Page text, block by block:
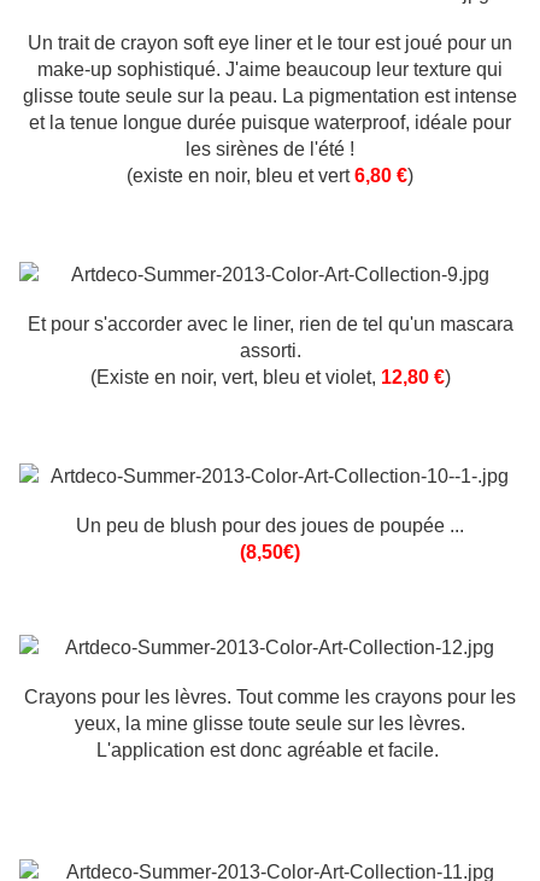
Un trait de crayon soft eye liner et le tour est joué pour un
make-up sophistiqué. J'aime beaucoup leur texture qui
glisse toute seule sur la peau. La pigmentation est intense
et la tenue longue durée puisque waterproof, idéale pour
les sirènes de l'été !
(existe en noir, bleu et vert6,80 €)
Et pour s'accorder avec le liner, rien de tel qu'un mascara
assorti.
(Existe en noir, vert, bleu et violet, 12,80 €)
Un peu de blush pour des joues de poupée ...
(8,50€)
Crayons pour les lèvres. Tout comme les crayons pour les
yeux, la mine glisse toute seule sur les lèvres.
L'application est donc agréable et facile.